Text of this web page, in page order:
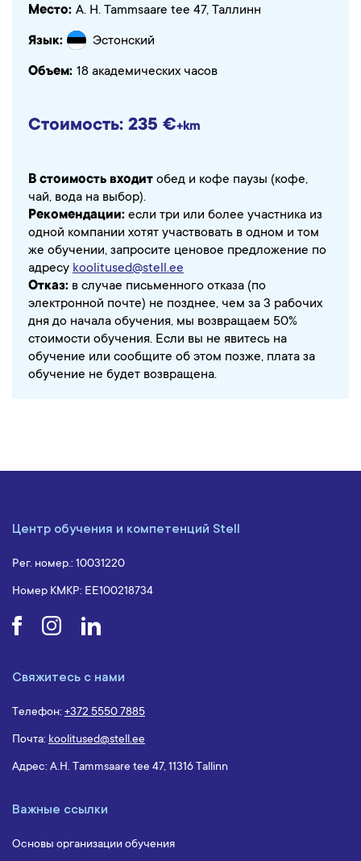
Место: A. H. Tammsaare tee 47, Таллинн
Язык: Эстонский
Объем: 18 академических часов
Стоимость: 235 €+km
В стоимость входит обед и кофе паузы (кофе,
чай, вода на выбор).
Рекомендации: если три или более участника из
одной компании хотят участвовать в одном и том
же обучении, запросите ценовое предложение по
адресу koolitused@stell.ee
Отказ: в случае письменного отказа (по
электронной почте) не позднее, чем за 3 рабочих
дня до начала обучения, мы возвращаем 50%
стоимости обучения. Если вы не явитесь на
обучение или сообщите об этом позже, плата за
обучение не будет возвращена.
Центр обучения и компетенций Stell
Рег. номер.: 10031220
Номер КМКР: EE100218734
Свяжитесь с нами
Телефон: +372 5550 7885
Почта: koolitused@stell.ee
Адрес: A.H. Tammsaare tee 47, 11316 Tallinn
Важные ссылки
Основы организации обучения